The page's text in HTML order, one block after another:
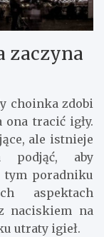
zaczyna
choinka zdobi
ona tracić igły.
ale istnieje
podjąć, aby
tym poradniku
aspektach
naciskiem na
utraty igieł.